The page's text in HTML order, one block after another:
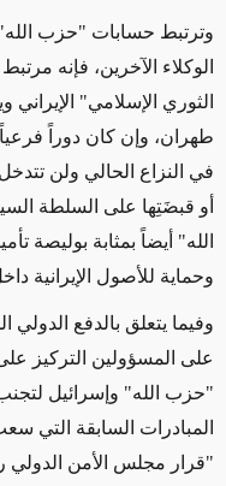
وترتبط حسابات "حزب
الوكلاء الآخرين، فإنه
الثوري الإسلامي"
طهران، وإن كان دوراً
في النزاع الحالي ولن
أو قبضَتِها على السلطة
الله" أيضاً بمثابة بوليصة
وحماية للأصول الإيرانية
وفيما يتعلق بالدفع
على المسؤولين التركيز
"حزب الله" وإسرائيل
المبادرات السابقة التي